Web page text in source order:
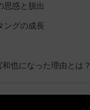
思惑と脱出
ングの成長
也になった理由とは？